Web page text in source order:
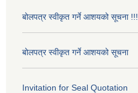
बोलपत्र स्वीकृत गर्ने आशयको सूचना !!!
बोलपत्र स्वीकृत गर्ने आशयको सूचना
Invitation for Seal Quotation